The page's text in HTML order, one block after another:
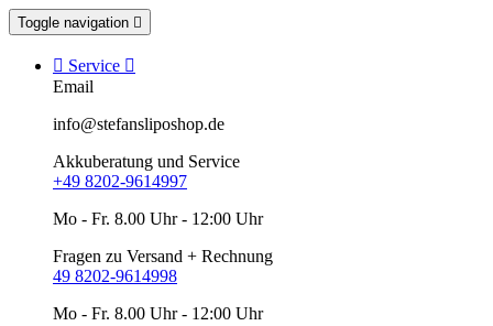
Toggle navigation 
 Service 
Email
info@stefansliposhop.de
Akkuberatung und Service
+49 8202-9614997
Mo - Fr. 8.00 Uhr - 12:00 Uhr
Fragen zu Versand + Rechnung
49 8202-9614998
Mo - Fr. 8.00 Uhr - 12:00 Uhr